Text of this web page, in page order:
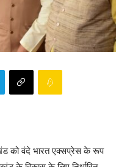
को वंदे भारत एक्सप्रेस के रूप